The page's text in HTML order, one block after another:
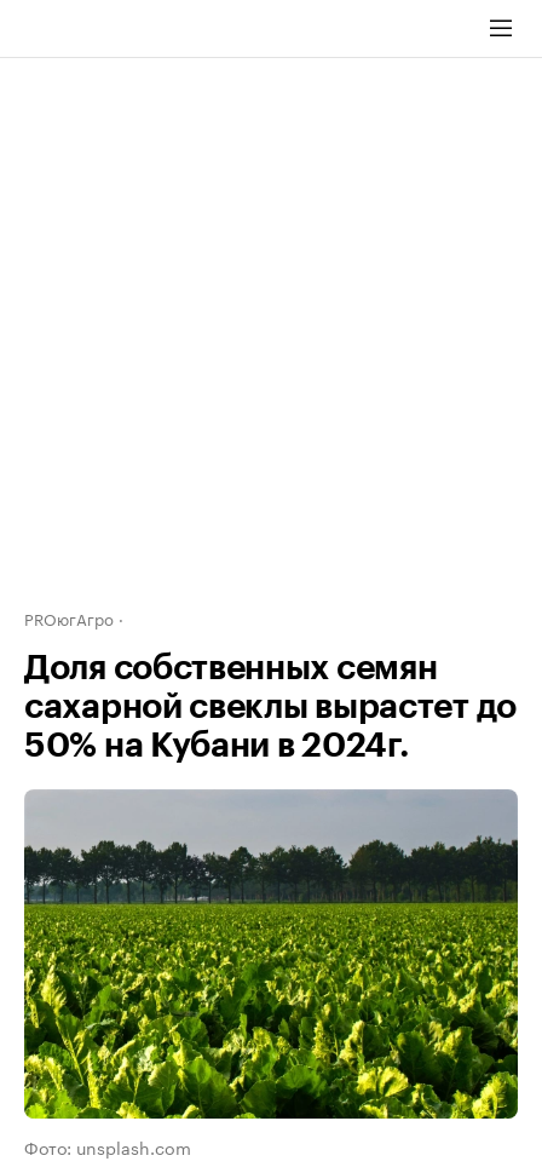
PROюгАгро
Доля собственных семян
сахарной свеклы вырастет до
50% на Кубани в 2024г.
Фото: unsplash.com